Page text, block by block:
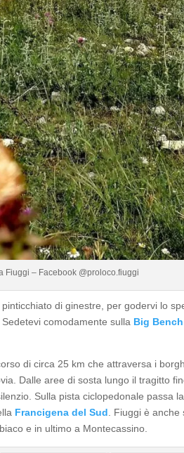
Fiuggi – Facebook @proloco.fiuggi
di ginestre, per godervi lo
comodamente sulla Big
di circa 25 km che attraversa i
Dalle aree di sosta lungo il tragitto
Sulla pista ciclopedonale passa
Francigena del Sud . Fiuggi è
e in ultimo a Montecassino.